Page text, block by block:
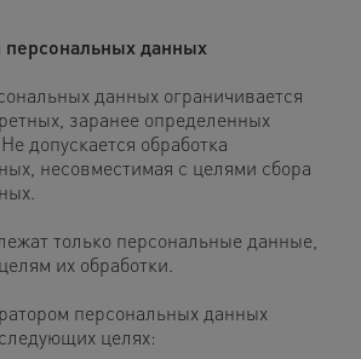
персональных данных
данных ограничивается
заранее определенных
допускается обработка
несовместимая с целями сбора
только персональные данные,
их обработки.
персональных данных
целях: